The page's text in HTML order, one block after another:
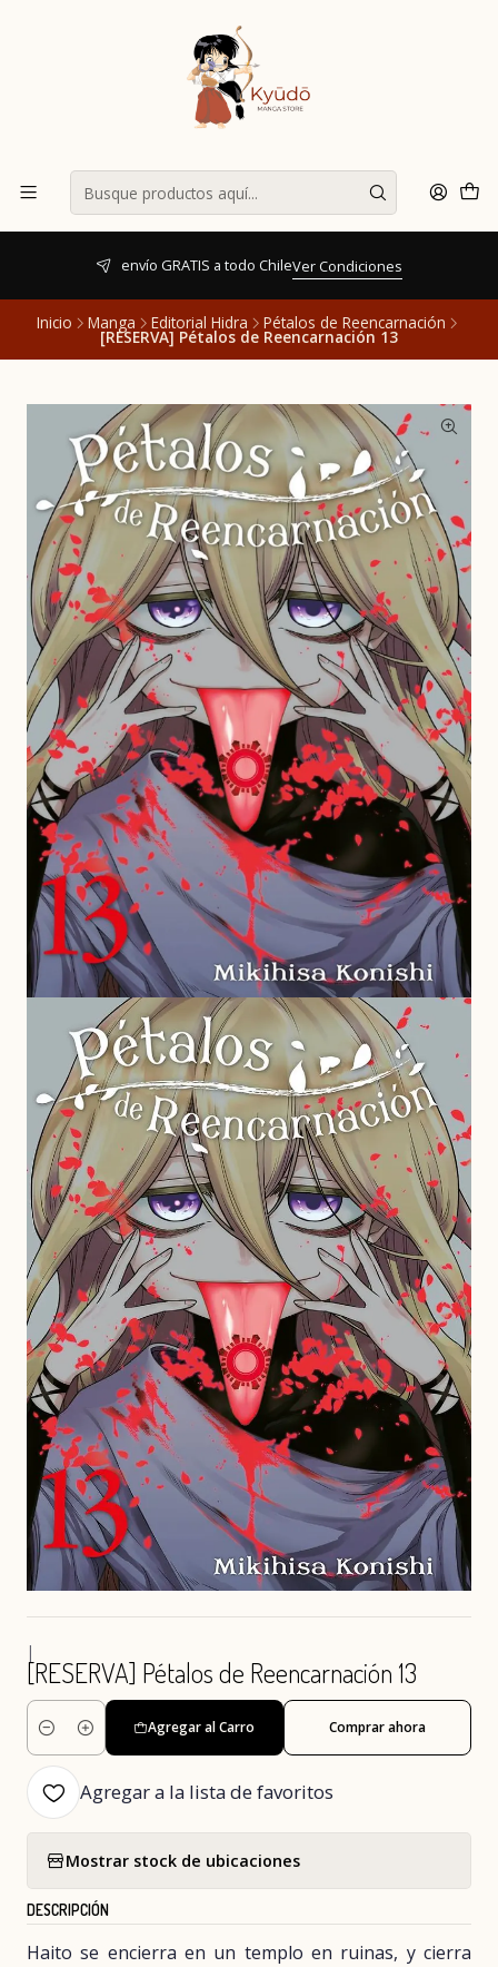
envío GRATIS a todo ChileVer Condiciones
Inicio Manga Editorial Hidra Pétalos de Reencarnación
[RESERVA] Pétalos de Reencarnación 13
|
[RESERVA] Pétalos de Reencarnación 13
Cantidad
Agregar al Carro Comprar ahora
Agregar a la lista de favoritos
Mostrar stock de ubicaciones
DESCRIPCIÓN
Haito se encierra en un templo en ruinas, y cierra